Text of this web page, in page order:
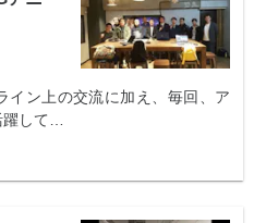
イン上の交流に加え、毎回、ア
して…